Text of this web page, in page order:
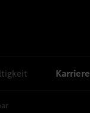
Karriere